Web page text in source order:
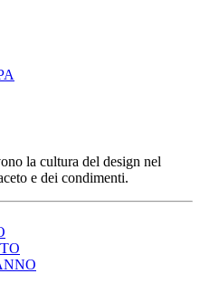
la cultura del design nel
e dei condimenti.